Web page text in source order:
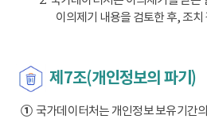
이의제기 내용을 검토한 후, 조
제7조(개인정보의 파기)
①국가데이터처는 개인정보 보유기간